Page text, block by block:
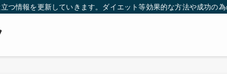
つ情報を更新していきます。ダイエット等効果的な方法や成功